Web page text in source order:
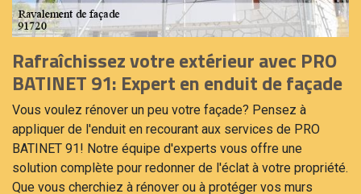
Rafraîchissez votre extérieur avec PRO
BATINET 91: Expert en enduit de façade
Vous voulez rénover un peu votre façade? Pensez à
appliquer de l'enduit en recourant aux services de PRO
BATINET 91! Notre équipe d'experts vous offre une
solution complète pour redonner de l'éclat à votre propriété.
Que vous cherchiez à rénover ou à protéger vos murs